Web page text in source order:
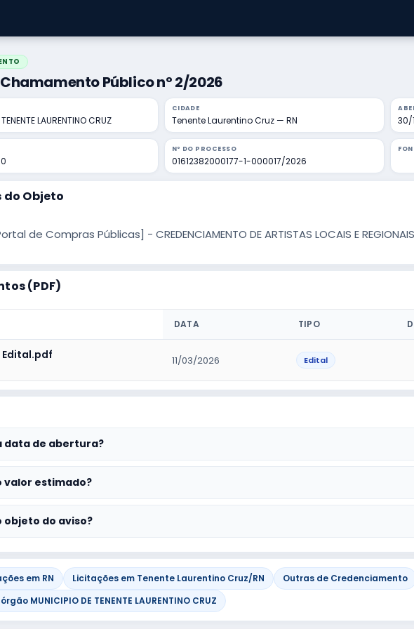
Público nº 2/2026
LAURENTINO CRUZ
CIDADE
Tenente Laurentino Cruz — RN 30/
Nº DO PROCESSO
01612382000177-1-000017/2026
do Objeto
de Compras Públicas] - CREDENCIAMENTO DE ARTISTAS LOCAIS E REGIONAIS
(PDF)
DATA TIPO
Edital.pdf 11/03/2026 Edital
data de abertura?
valor estimado?
objeto do aviso?
em RN Licitações em Tenente Laurentino Cruz/RN
Outras de Credenciamento
MUNICIPIO DE TENENTE LAURENTINO CRUZ